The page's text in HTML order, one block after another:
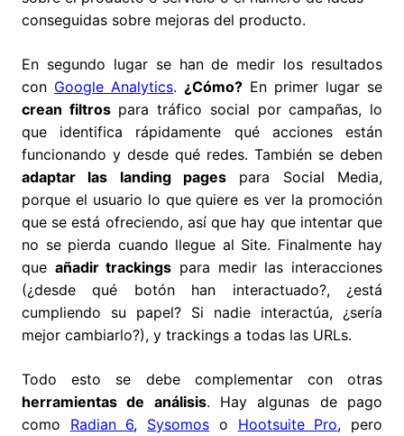
conseguidas sobre mejoras del producto.
En segundo lugar se han de medir los resultados
con Google Analytics. ¿Cómo? En primer lugar se
crean filtrospara tráfico social por campañas, lo
que identifica rápidamente qué acciones están
funcionando y desde qué redes. También se deben
adaptar las landing pages para Social Media,
porque el usuario lo que quiere es ver la promoción
que se está ofreciendo, así que hay que intentar que
no se pierda cuando llegue al Site. Finalmente hay
que añadir trackings para medir las interacciones
(¿desde qué botón han interactuado?, ¿está
cumpliendo su papel? Si nadie interactúa, ¿sería
mejor cambiarlo?), y trackings a todas las URLs.
Todo esto se debe complementar con otras
herramientas de análisis. Hay algunas de pago
como Radian 6, Sysomos o Hootsuite Pro, pero